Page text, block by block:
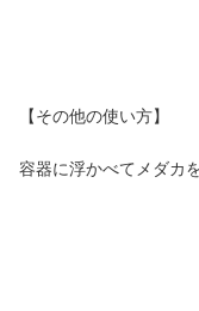
【その他の使い方】
容器に浮かべてメダカ